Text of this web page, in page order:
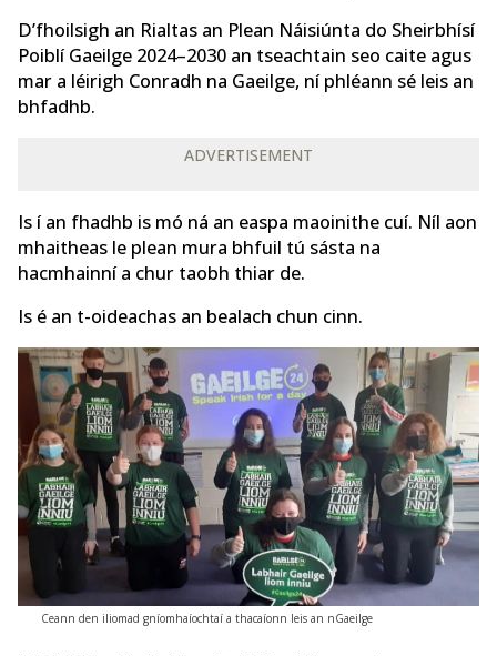
D’fhoilsigh an Rialtas an Plean Náisiúnta do Sheirbhísí
Poiblí Gaeilge 2024–2030 an tseachtain seo caite agus
mar a léirigh Conradh na Gaeilge, ní phléann sé leis an
bhfadhb.
ADVERTISEMENT
Is í an fhadhb is mó ná an easpa maoinithe cuí. Níl aon
mhaitheas le plean mura bhfuil tú sásta na
hacmhainní a chur taobh thiar de.
Is é an t-oideachas an bealach chun cinn.
Ceann den iliomad gníomhaíochtaí a thacaíonn leis an nGaeilge